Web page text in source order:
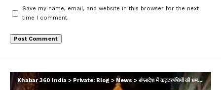
Save my name, email, and website in this browser for the next
time I comment.
Khabar 360 India > Private: Blog > News >बांग्लादेश में कट्टरपंथियों की धमकियों से अल्पसंख्यकों में दहशत